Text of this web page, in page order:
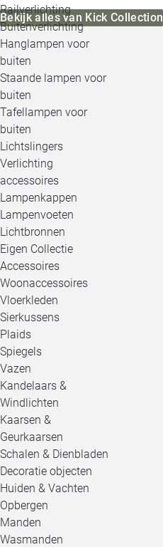
Railverlichting
Buitenverlichting
Hanglampen voor
buiten
Staande lampen voor
buiten
Tafellampen voor
buiten
Lichtslingers
Verlichting
accessoires
Lampenkappen
Lampenvoeten
Lichtbronnen
Eigen Collectie
Accessoires
Woonaccessoires
Vloerkleden
Sierkussens
Plaids
Spiegels
Vazen
Kandelaars &
Windlichten
Kaarsen &
Geurkaarsen
Schalen & Dienbladen
Decoratie objecten
Huiden & Vachten
Opbergen
Manden
Wasmanden
Bekijk alles van Kick Collection